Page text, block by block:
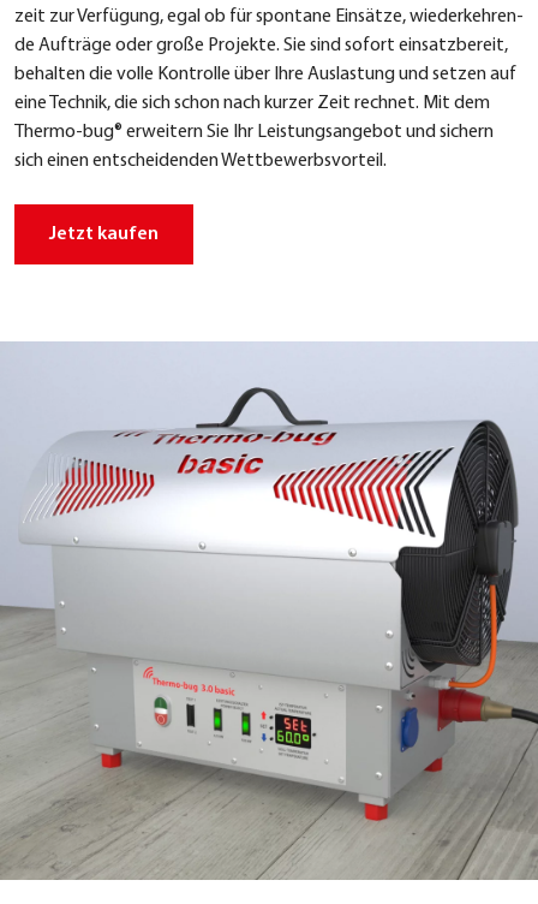
zeit zur Ver­fü­gung, egal ob für spon­ta­ne Ein­sät­ze, wie­der­keh­ren­
de Auf­trä­ge oder gro­ße Pro­jek­te. Sie sind sofort ein­satz­be­reit,
behal­ten die vol­le Kon­trol­le über Ihre Aus­las­tung und set­zen auf
eine Tech­nik, die sich schon nach kur­zer Zeit rech­net. Mit dem
Ther­mo-bug® erwei­tern Sie Ihr Leis­tungs­an­ge­bot und sichern
sich einen ent­schei­den­den Wett­be­werbs­vor­teil.
Jetzt kau­fen